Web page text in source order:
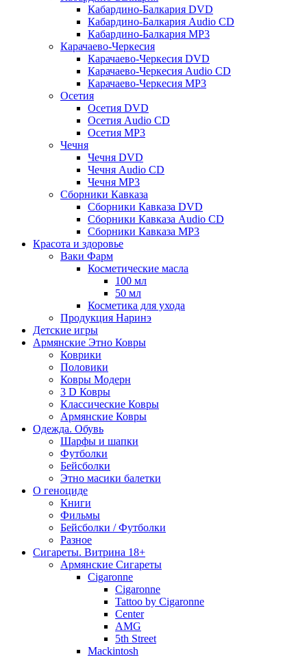
Кабардино-Балкария DVD
Кабардино-Балкария Audio CD
Кабардино-Балкария MP3
Карачаево-Черкесия
Карачаево-Черкесия DVD
Карачаево-Черкесия Audio CD
Карачаево-Черкесия MP3
Осетия
Осетия DVD
Осетия Audio CD
Осетия MP3
Чечня
Чечня DVD
Чечня Audio CD
Чечня MP3
Сборники Кавказа
Сборники Кавказа DVD
Сборники Кавказа Audio CD
Сборники Кавказа MP3
Красота и здоровье
Ваки Фарм
Косметические масла
100 мл
50 мл
Косметика для ухода
Продукция Наринэ
Детские игры
Армянские Этно Ковры
Коврики
Половики
Ковры Модерн
3 D Ковры
Классические Ковры
Армянские Ковры
Одежда. Обувь
Шарфы и шапки
Футболки
Бейсболки
Этно масики балетки
О геноциде
Книги
Фильмы
Бейсболки / Футболки
Разное
Сигареты. Витрина 18+
Армянские Сигареты
Cigaronne
Cigaronne
Tattoo by Cigaronne
Center
AMG
5th Street
Mackintosh